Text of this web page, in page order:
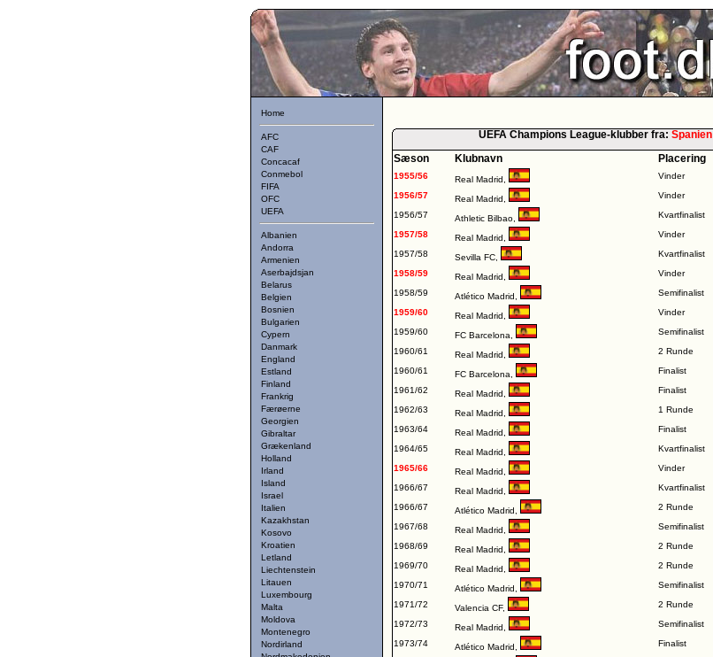
Home
AFC
CAF
Concacaf
Conmebol
FIFA
OFC
UEFA
Albanien
Andorra
Armenien
Aserbajdsjan
Belarus
Belgien
Bosnien
Bulgarien
Cypern
Danmark
England
Estland
Finland
Frankrig
Færøerne
Georgien
Gibraltar
Grækenland
Holland
Irland
Island
Israel
Italien
Kazakhstan
Kosovo
Kroatien
Letland
Liechtenstein
Litauen
Luxembourg
Malta
Moldova
Montenegro
Nordirland
UEFA Champions League-klubber fra: Spanien
Sæson
Klubnavn Placering
1955/56 Real Madrid
Vinder
1956/57
Real Madrid
Vinder
1956/57
Athletic Bilbao
Kvartfinalist
1957/58
Real Madrid
Vinder
1957/58
Sevilla FC
Kvartfinalist
1958/59
Real Madrid
Vinder
1958/59
Atlético Madrid
Semifinalist
1959/60
Real Madrid
Vinder
1959/60
FC Barcelona
Semifinalist
1960/61
Real Madrid
2 Runde
1960/61
FC Barcelona
Finalist
1961/62
Real Madrid
Finalist
1962/63
Real Madrid
1 Runde
1963/64
Real Madrid
Finalist
1964/65
Real Madrid
Kvartfinalist
1965/66
Real Madrid
Vinder
1966/67
Real Madrid
Kvartfinalist
1966/67
Atlético Madrid
2 Runde
1967/68
Real Madrid
Semifinalist
1968/69
Real Madrid
2 Runde
1969/70
Real Madrid
2 Runde
1970/71
Atlético Madrid
Semifinalist
1971/72
Valencia CF,
2 Runde
1972/73
Real Madrid
Semifinalist
1973/74
Atlético Madrid
Finalist